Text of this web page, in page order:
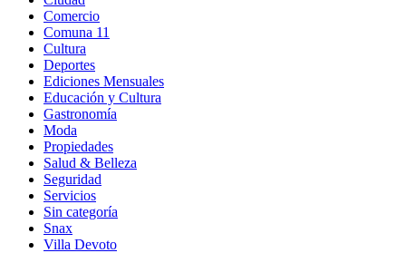
Comercio
Comuna 11
Cultura
Deportes
Ediciones Mensuales
Educación y Cultura
Gastronomía
Moda
Propiedades
Salud & Belleza
Seguridad
Servicios
Sin categoría
Snax
Villa Devoto